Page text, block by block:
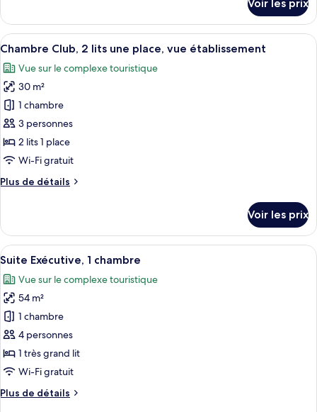
très
grand
lit,
non-
fumeurs
le
type
de
Chambre
Club,
très
grand
lit,
non-
fumeurs
Voir les prix
Afficher
toutes
les
photos
pour
ce
type
de
chambre :
Chambre
lits
une
place,
vue
établissement
Une chambre d’hôtel avec deux lits,
8
Chambre Club, 2 lits une place, vue établissement
Vue sur le complexe touristique
30 m²
1 chambre
3 personnes
2 lits 1 place
Wi-Fi gratuit
Plus de détails
Plus
le
type
de
Chambre
Club,
lits
une
place,
vue
établissement
Voir les prix
Afficher
toutes
les
photos
pour
ce
type
de
chambre :
Suite
Une chambre d’hôtel moderne
8
Suite Exécutive, 1 chambre
Vue sur le complexe touristique
54 m²
1 chambre
4 personnes
1 très grand lit
Wi-Fi gratuit
Plus de détails
Plus